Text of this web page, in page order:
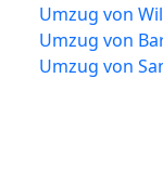
Umzug von
Umzug von
Umzug von